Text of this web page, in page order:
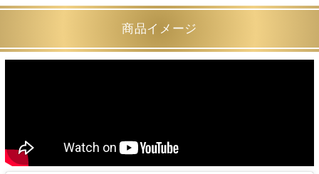
商品イメージ